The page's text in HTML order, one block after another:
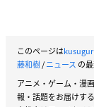
このページは
藤和樹/ニュース の
アニメ・ゲーム・漫
報・話題をお届けす